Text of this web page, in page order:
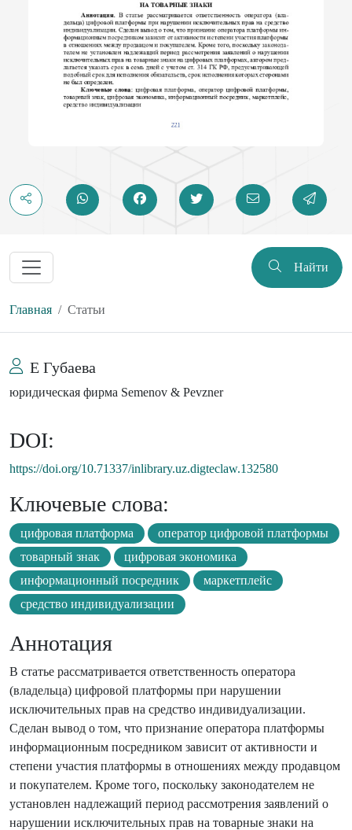
Найти
Главная Статьи
Е Губаева
юридическая фирма Semenov & Pevzner
DOI:
https://doi.org/10.71337/inlibrary.uz.digteclaw.132580
Ключевые слова:
цифровая платформа
оператор цифровой платформы
товарный знак
цифровая экономика
информационный посредник
маркетплейс
средство индивидуализации
Аннотация
В статье рассматривается ответственность оператора
(владельца) цифровой платформы при нарушении
исключительных прав на средство индивидуализации.
Сделан вывод о том, что признание оператора платформы
информационным посредником зависит от активности и
степени участия платформы в отношениях между продавцом
и покупателем. Кроме того, поскольку законодателем не
установлен надлежащий период рассмотрения заявлений о
нарушении исключительных прав на товарные знаки на